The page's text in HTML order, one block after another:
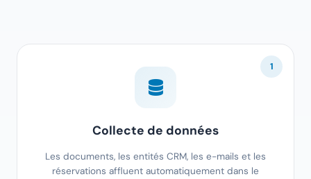
1
Collecte de données
Les documents, les entités CRM, les e-mails et les
réservations affluent automatiquement dans le